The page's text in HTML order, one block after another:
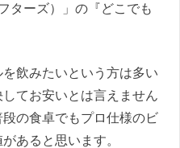
ターズ）」の『どこでも
飲みたいという方は多い
てお安いとは言えません
の食卓でもプロ仕様のビ
あると思います。